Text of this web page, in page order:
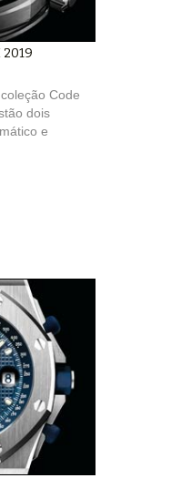
2019
Code
dois
e